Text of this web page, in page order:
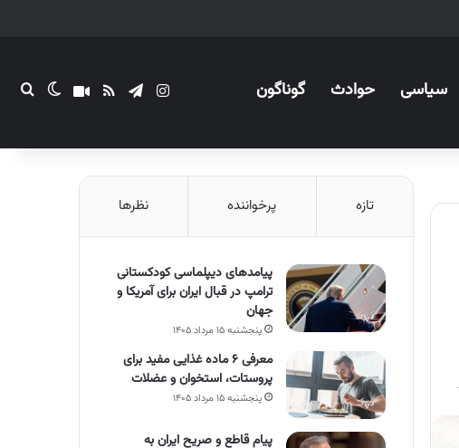
سیاسی حوادث گوناگون اینستاگرام
تلگرامخوراکآپاراتتغییر
تازه پرخواننده نظرها
پیامدهای دیپلماسی کودکستانی
ترامپ در قبال ایران برای آمریکا و
جهان
پنجشنبه ۱۵ مرداد ۱۴۰۵
معرفی ۶ ماده غذایی مفید برای
پروستات، استخوان و عضلات
پنجشنبه ۱۵ مرداد ۱۴۰۵
پیام قاطع و صریح ایران به